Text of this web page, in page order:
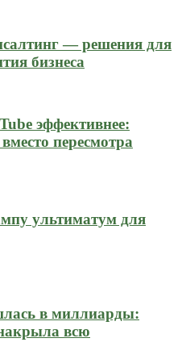
— решения для
бизнеса
эффективнее:
пересмотра
ультиматум для
в миллиарды:
всю